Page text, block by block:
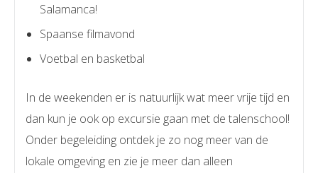
Salamanca!
Spaanse filmavond
Voetbal en basketbal
In de weekenden er is natuurlijk wat meer vrije tijd en
dan kun je ook op excursie gaan met de talenschool!
Onder begeleiding ontdek je zo nog meer van de
lokale omgeving en zie je meer dan alleen